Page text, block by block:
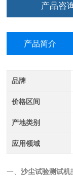
产品咨
产品简介
品牌
价格区间
产地类别
应用领域
一、沙尘试验测试机